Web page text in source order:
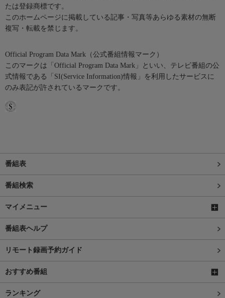
たは登録商標です。
このホームページに掲載している記事・写真等あらゆる素材の無断
複写・転載を禁じます。
Official Program Data Mark（公式番組情報マーク）
このマークは「Official Program Data Mark」といい、テレビ番組の公
式情報である「SI(Service Information)情報」を利用したサービスに
のみ表記が許されているマークです。
番組表
番組検索
マイメニュー
番組表ヘルプ
リモート録画予約ガイド
おすすめ番組
ランキング